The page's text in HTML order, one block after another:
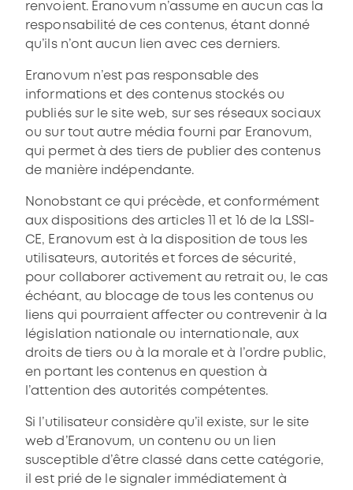
renvoient. Eranovum n’assume en aucun cas la
responsabilité de ces contenus, étant donné
qu’ils n’ont aucun lien avec ces derniers.
Eranovum n’est pas responsable des
informations et des contenus stockés ou
publiés sur le site web, sur ses réseaux sociaux
ou sur tout autre média fourni par Eranovum,
qui permet à des tiers de publier des contenus
de manière indépendante.
Nonobstant ce qui précède, et conformément
aux dispositions des articles 11 et 16 de la LSSI-
CE, Eranovum est à la disposition de tous les
utilisateurs, autorités et forces de sécurité,
pour collaborer activement au retrait ou, le cas
échéant, au blocage de tous les contenus ou
liens qui pourraient affecter ou contrevenir à la
législation nationale ou internationale, aux
droits de tiers ou à la morale et à l’ordre public,
en portant les contenus en question à
l’attention des autorités compétentes.
Si l’utilisateur considère qu’il existe, sur le site
web d’Eranovum, un contenu ou un lien
susceptible d’être classé dans cette catégorie,
il est prié de le signaler immédiatement à